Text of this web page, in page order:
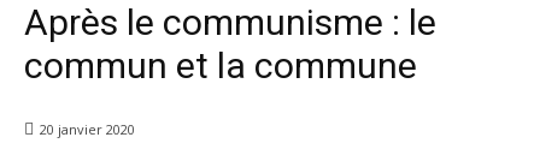
du
Après le communisme : le
commun et la commune
20 janvier 2020